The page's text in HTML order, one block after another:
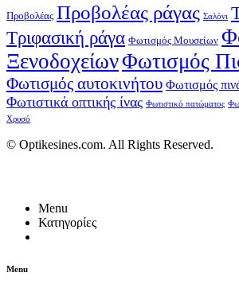
Προβολέας Προβολέας ράγας Σαλόνι
Τριφασική ράγα Φωτισμός Μουσείων
ΞενοδοχείωνΦωτισμός
Φωτισμός αυτοκινήτου Φωτισμός
Φωτιστικά οπτικής ίνας Φωτιστικό πατώματος
Χρυσό
© Optikesines.com. All Rights Reserved.
Menu
Κατηγορίες
Menu